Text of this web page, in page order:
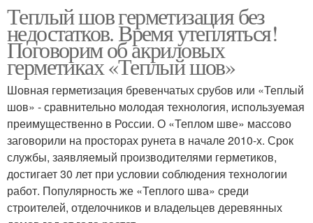
Теплый шов герметизация без
недостатков. Время утепляться!
Поговорим об акриловых
герметиках «Теплый шов»
Шовная герметизация бревенчатых срубов или «Теплый
шов» - сравнительно молодая технология, используемая
преимущественно в России. О «Теплом шве» массово
заговорили на просторах рунета в начале 2010-х. Срок
службы, заявляемый производителями герметиков,
достигает 30 лет при условии соблюдения технологии
работ. Популярность же «Теплого шва» среди
строителей, отделочников и владельцев деревянных